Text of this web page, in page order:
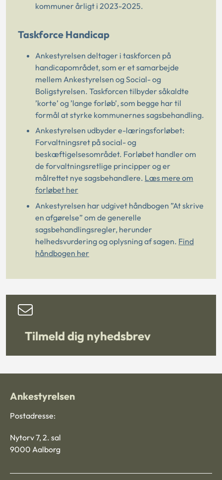
kommuner årligt i 2023-2025.
Taskforce Handicap
Ankestyrelsen deltager i taskforcen på
handicapområdet, som er et samarbejde
mellem Ankestyrelsen og Social- og
Boligstyrelsen. Taskforcen tilbyder såkaldte
’korte’ og ’lange forløb’, som begge har til
formål at styrke kommunernes sagsbehandling.
Ankestyrelsen udbyder e-læringsforløbet:
Forvaltningsret på social- og
beskæftigelsesområdet. Forløbet handler om
de forvaltningsretlige principper og er
målrettet nye sagsbehandlere. Læs mere om
forløbet her
Ankestyrelsen har udgivet håndbogen ”At skrive
en afgørelse” om de generelle
sagsbehandlingsregler, herunder
helhedsvurdering og oplysning af sagen. Find
håndbogen her
Tilmeld dig nyhedsbrev
Ankestyrelsen
Postadresse:
Nytorv 7, 2. sal
9000 Aalborg